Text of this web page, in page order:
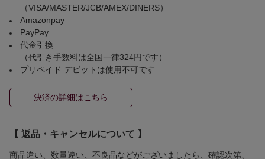
（VISA/MASTER/JCB/AMEX/DINERS）
Amazonpay
PayPay
代金引換
（代引き手数料は全国一律324円です）
プリペイド デビットは使用不可です
決済の詳細はこちら
【 返品・キャンセルについて 】
商品違い、数量違い、不良品などがございましたら、確認次第、